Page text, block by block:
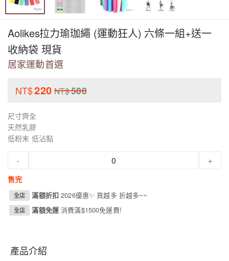
Aolikes拉力瑜珈繩 (運動狂人) 六條一組+送一
收納袋 現貨
居家運動首選
NT$220 NT$500
尺寸齊全
天然乳膠
低粉末 低沾黏
-
+
售完
全店 滿額折扣2026優惠✨ 買越多 折越多~~
全店 滿額免運消費滿$1500免運費!
產品介紹